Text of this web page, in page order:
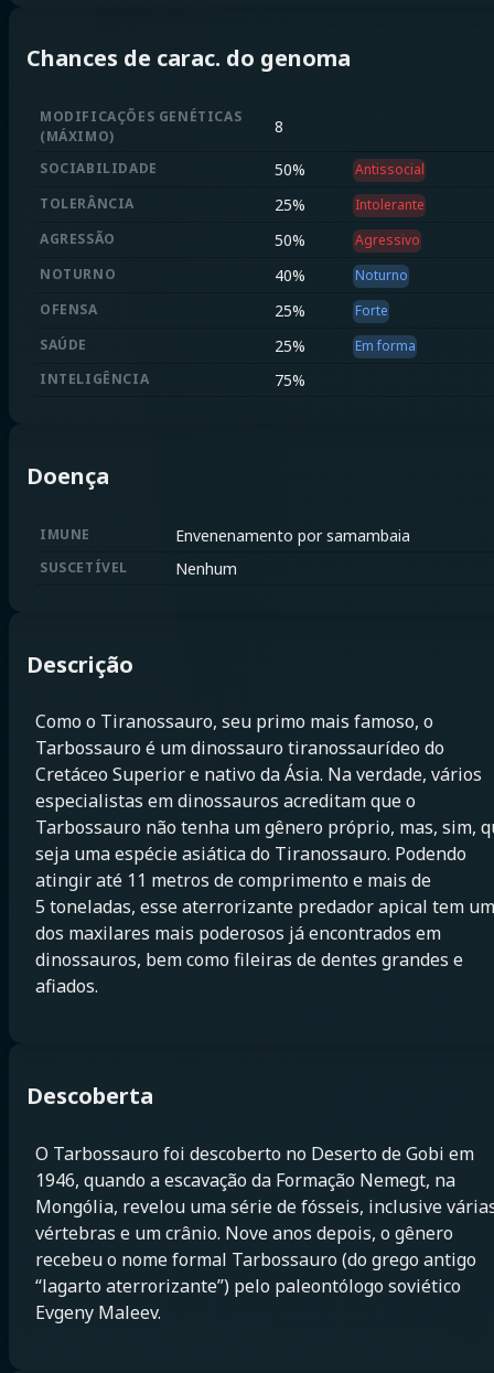
Chances de carac. do genoma
MODIFICAÇÕES GENÉTICAS
(MÁXIMO) 8
SOCIABILIDADE 50%
Antissocial
TOLERÂNCIA
25%
Intolerante
AGRESSÃO
50%
Agressivo
NOTURNO
40%
Noturno
OFENSA
25%
Forte
SAÚDE
25%
Em forma
INTELIGÊNCIA
75%
Doença
IMUNE Envenenamento por samambaia
SUSCETÍVEL Nenhum
Descrição
Como o Tiranossauro, seu primo mais famoso, o
Tarbossauro é um dinossauro tiranossaurídeo do
Cretáceo Superior e nativo da Ásia. Na verdade, vários
especialistas em dinossauros acreditam que o
Tarbossauro não tenha um gênero próprio, mas, sim,
seja uma espécie asiática do Tiranossauro. Podendo
atingir até 11 metros de comprimento e mais de
5 toneladas, esse aterrorizante predador apical tem um
dos maxilares mais poderosos já encontrados em
dinossauros, bem como fileiras de dentes grandes e
afiados.
Descoberta
O Tarbossauro foi descoberto no Deserto de Gobi em
1946, quando a escavação da Formação Nemegt, na
Mongólia, revelou uma série de fósseis, inclusive
vértebras e um crânio. Nove anos depois, o gênero
recebeu o nome formal Tarbossauro (do grego antigo
“lagarto aterrorizante”) pelo paleontólogo soviético
Evgeny Maleev.